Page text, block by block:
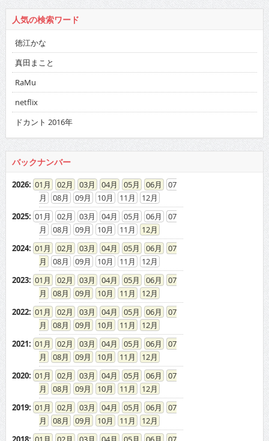
人気の検索ワード
徳江かな
真田まこと
RaMu
netflix
ドカント 2016年
バックナンバー
2026: 01 02 03 04 05 06
07
08
09 10 11
12
2025: 01 02 03 04 05 06
07
08
09 10 11
12
2024: 01 02 03 04 05 06
07
08
09 10 11
12
2023: 01 02 03 04 05 06
07
08
09 10 11
12
2022: 01 02 03 04 05 06
07
08
09 10 11
12
2021: 01 02 03 04 05 06
07
08
09 10 11
12
2020: 01 02 03 04 05 06
07
08
09 10 11
12
2019: 01 02 03 04 05 06
07
08
09 10 11
12
2018: 01 02 03 04 05 06
07